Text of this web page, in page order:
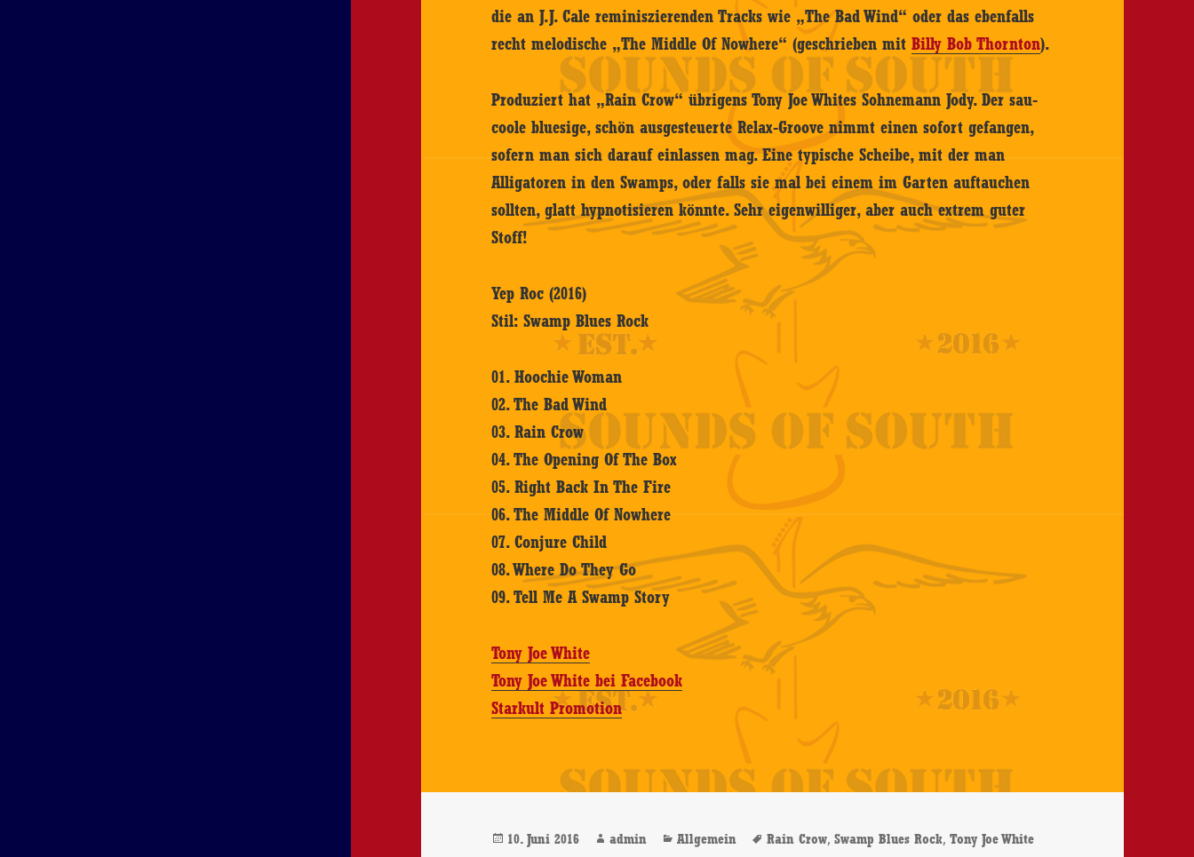
die an J.J. Cale reminiszierenden Tracks wie „The Bad Wind“ oder das ebenfalls
recht melodische „The Middle Of Nowhere“ (geschrieben mitBilly Bob Thornton).
Produziert hat „Rain Crow“ übrigens Tony Joe Whites Sohnemann Jody. Der sau-
coole bluesige, schön ausgesteuerte Relax-Groove nimmt einen sofort gefangen,
sofern man sich darauf einlassen mag. Eine typische Scheibe, mit der man
Alligatoren in den Swamps, oder falls sie mal bei einem im Garten auftauchen
sollten, glatt hypnotisieren könnte. Sehr eigenwilliger, aber auch extrem guter
Stoff!
Yep Roc (2016)
Stil: Swamp Blues Rock
01. Hoochie Woman
02. The Bad Wind
03. Rain Crow
04. The Opening Of The Box
05. Right Back In The Fire
06. The Middle Of Nowhere
07. Conjure Child
08. Where Do They Go
09. Tell Me A Swamp Story
Tony Joe White
Tony Joe White bei Facebook
Starkult Promotion
Veröffentlicht
10. Juni 2016 Autor
admin Kategorien
Allgemein Schlagwörter
Rain Crow,Swamp Blues Rock,Tony Joe White